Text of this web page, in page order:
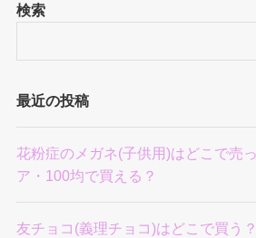
検索
最近の投稿
花粉症のメガネ(子供用)はどこで売
ア・100均で買える？
友チョコ(義理チョコ)はどこで買う